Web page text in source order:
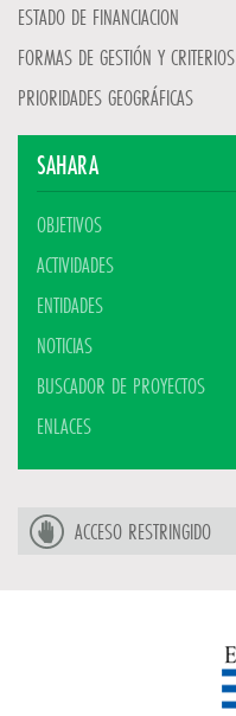
ESTADO DE FINANCIACION
FORMAS DE GESTIÓN Y CRITERIOS
PRIORIDADES GEOGRÁFICAS
SAHARA
OBJETIVOS
ACTIVIDADES
ENTIDADES
NOTICIAS
BUSCADOR DE PROYECTOS
ENLACES
ACCESO RESTRINGIDO